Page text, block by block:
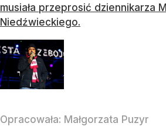
musiała przeprosić dziennikarza
Niedźwieckiego.
Opracowała: Małgorzata Puzyr